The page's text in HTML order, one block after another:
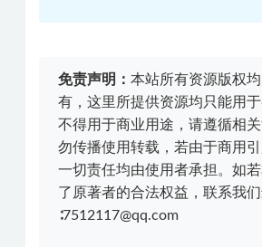
免责声明： 本站所有资源版权
有，这里所提供资源均只能用于
不得用于商业用途，请遵循相
勿传播使用转载，若由于商用引
一切责任均由使用者承担。如
了原著者的合法权益，联系我
∶7512117@qq.com